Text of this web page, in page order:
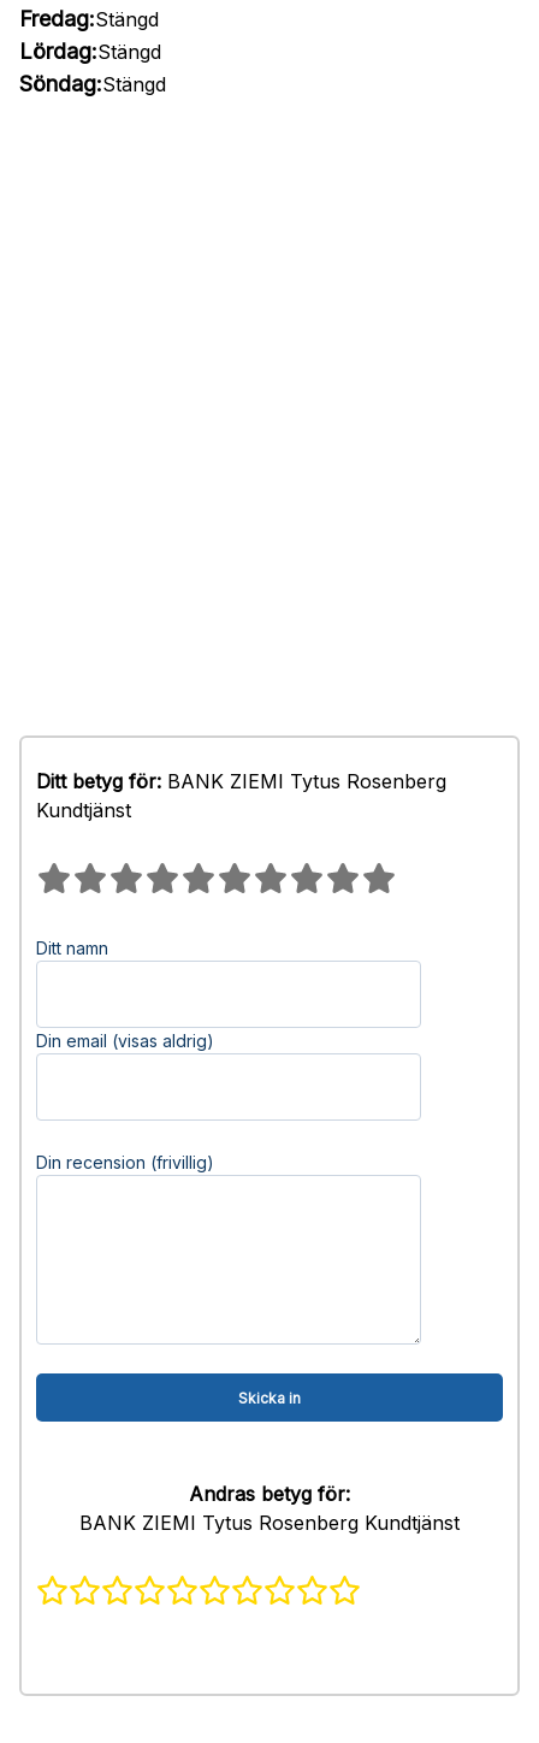
Fredag:Stängd
Lördag:Stängd
Söndag:Stängd
Ditt betyg för: BANK ZIEMI Tytus Rosenberg
Kundtjänst
Ditt namn
Din email (visas aldrig)
Din recension (frivillig)
Andras betyg för:
BANK ZIEMI Tytus Rosenberg Kundtjänst